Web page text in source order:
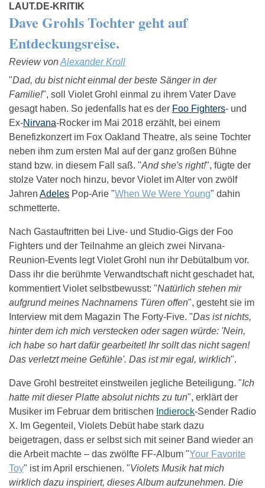
LAUT.DE-KRITIK
Dave Grohls Tochter geht auf
Entdeckungsreise.
Review vonAlexander Kroll
"Dad, du bist nicht einmal der beste Sänger in der
Familie!", soll Violet Grohl einmal zu ihrem Vater Dave
gesagt haben. So jedenfalls hat es der Foo Fighters- und
Ex-Nirvana-Rocker im Mai 2018 erzählt, bei einem
Benefizkonzert im Fox Oakland Theatre, als seine Tochter
neben ihm zum ersten Mal auf der ganz großen Bühne
stand bzw. in diesem Fall saß. "And she's right!", fügte der
stolze Vater noch hinzu, bevor Violet im Alter von zwölf
Jahren Adeles Pop-Arie "When We Were Young" dahin
schmetterte.
Nach Gastauftritten bei Live- und Studio-Gigs der Foo
Fighters und der Teilnahme an gleich zwei Nirvana-
Reunion-Events legt Violet Grohl nun ihr Debütalbum vor.
Dass ihr die berühmte Verwandtschaft nicht geschadet hat,
kommentiert Violet selbstbewusst: "Natürlich stehen mir
aufgrund meines Nachnamens Türen offen", gesteht sie im
Interview mit dem Magazin The Forty-Five. "Das ist nichts,
hinter dem ich mich verstecken oder sagen würde: 'Nein,
ich habe so hart dafür gearbeitet! Ihr sollt das nicht sagen!
Das verletzt meine Gefühle'. Das ist mir egal, wirklich".
Dave Grohl bestreitet einstweilen jegliche Beteiligung. "Ich
hatte mit dieser Platte absolut nichts zu tun", erklärt der
Musiker im Februar dem britischen Indierock-Sender Radio
X. Im Gegenteil, Violets Debüt habe stark dazu
beigetragen, dass er selbst sich mit seiner Band wieder an
die Arbeit machte – das zwölfte FF-Album "Your Favorite
Toy" ist im April erschienen. "Violets Musik hat mich
wirklich dazu inspiriert, dieses Album aufzunehmen. Die